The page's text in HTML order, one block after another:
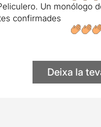
Un monólogo
confirmades
Deixa la